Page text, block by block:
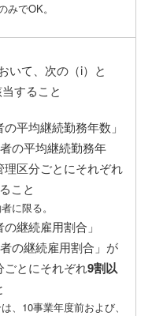
みでOK。
いて、次の（i）と
すること
の平均継続勤務年数」
の平均継続勤務年
理区分ごとにそれぞれ
こと
に限る。
の継続雇用割合」
の継続雇用割合」が
ごとにそれぞれ9割以
、10事業年度前および、